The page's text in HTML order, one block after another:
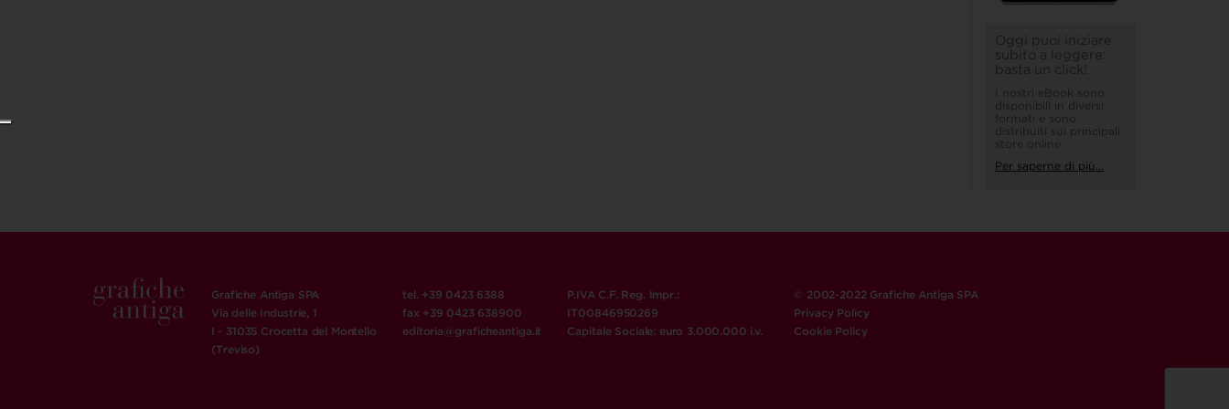
Oggi puoi iniziare
subito a leggere:
basta un click!
I nostri eBook sono
disponibili in diversi
formati e sono
distribuiti sui principali
store online
Per saperne di più...
Grafiche Antiga SPA
Via delle Industrie, 1
I - 31035 Crocetta del Montello
(Treviso)
tel. +39 0423 6388
fax +39 0423 638900
editoria@graficheantiga.it
P.IVA C.F. Reg. Impr.:
IT00846950269
Capitale Sociale: euro 3.000.000 i.v.
© 2002-2022 Grafiche Antiga SPA
Privacy Policy
Cookie Policy